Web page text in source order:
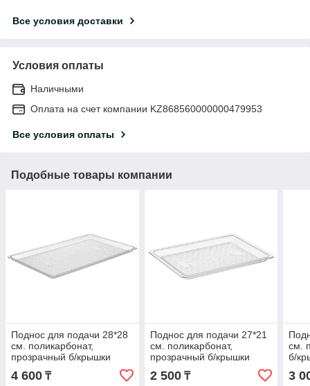
Все условия доставки
Условия оплаты
Наличными
Оплата на счет компании KZ868560000000479953
Все условия оплаты
Подобные товары компании
Поднос для подачи 28*28
см. поликарбонат,
прозрачный б/крышки
(крышка 76836) GP /1/24/
4 600 ₸
Поднос для подачи 27*21
см. поликарбонат,
прозрачный б/крышки
(крышка 76834) GP /1/24/
2 500₸
см.
б/
3